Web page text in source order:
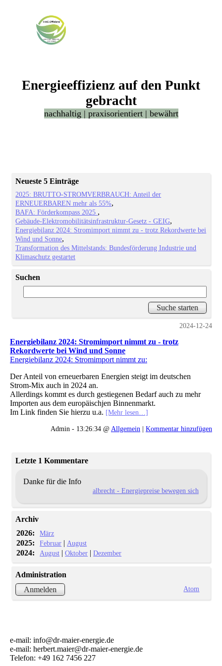
Energieeffizienz auf den Punkt
gebracht
nachhaltig | praxisorientiert | bewährt
Neueste 5 Einträge
2025: BRUTTO-STROMVERBRAUCH: Anteil der
ERNEUERBAREN mehr als 55%
BAFA: Förderkompass 2025
Gebäude-Elektromobilitätsinfrastruktur-Gesetz - GEIG
Energiebilanz 2024: Stromimport nimmt zu - trotz Rekordwerte bei
Wind und Sonne
Transformation des Mittelstands: Bundesförderung Industrie und
Klimaschutz gestartet
Suchen
2024-12-24
Energiebilanz 2024: Stromimport nimmt zu - trotz
Rekordwerte bei Wind und Sonne
Energiebilanz 2024: Stromimport nimmt zu:
Der Anteil von erneuerbaren Energien steigt im deutschen
Strom-Mix auch in 2024 an.
Allerdings kommt es durch gestiegenen Bedarf auch zu mehr
Importen aus dem europäischjen Binnenmarkt.
Im Link finden Sie hierzu u.a. [Mehr lesen…]
Admin - 13:26:34 @ Allgemein | Kommentar hinzufügen
Letzte 1 Kommentare
Danke für die Info
albrecht - Energiepreise bewegen sich
Archiv
2026:
März
2025: Februar |August
2024: August |Oktober |Dezember
Administration
Anmelden
Atom
e-mail: info@dr-maier-energie.de
e-mail: herbert.maier@dr-maier-energie.de
Telefon: +49 162 7456 227